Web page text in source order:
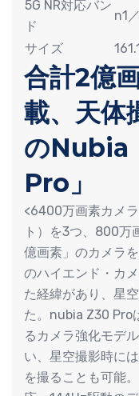
5G NR対応バン
ド
n1
サイズ
合計2億
載、天体
のNubia
Pro」
<6400万画素カメ
ト）を3つ、800万
億画素」のカメラ
のハイエンド・カ
た経緯があり、星
た。nubia Z30 Pro
るカメラ強化モデ
い、星空撮影時に
を撮ることも可能